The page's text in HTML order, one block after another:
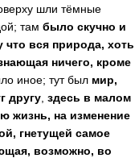
шли тёмные
там было скучно и
что вся природа, хоть
ничего, кроме
иное; тут был мир,
другу здесь в малом
жизнь, на изменение
гнетущей самое
возможно, во